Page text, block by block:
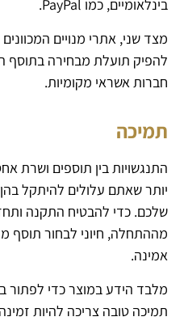
בינלאומיים, כמו PayPal.
מצד שני, אתרי מנויים
להפיק תועלת מבחירה בתוסף
חברות אשראי מקומיות.
תמיכה
התנגשויות בין תוספים ושרת
יותר שאתם עלולים להיתקל
שלכם. כדי להבטיח התקנה
מההתחלה, חיוני לבחור תוסף
אמינה.
מלבד הידע במוצר כדי לפתור
תמיכה טובה צריכה להיות